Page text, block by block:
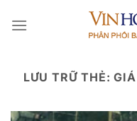
qua
LƯU TRỮ THẺ: